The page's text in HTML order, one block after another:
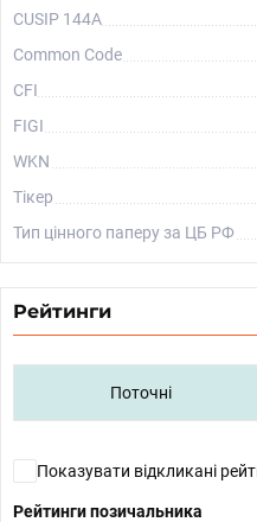
CUSIP 144A
Common Code
CFI
FIGI
WKN
Тікер
Тип цінного паперу за ЦБ РФ
Рейтинги
Поточні
Показувати відкликані
Рейтинги позичальника